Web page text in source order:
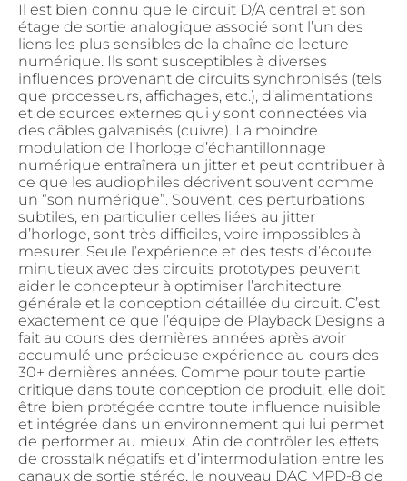
Il est bien connu que le circuit D/A central et son
étage de sortie analogique associé sont l’un des
liens les plus sensibles de la chaîne de lecture
numérique. Ils sont susceptibles à diverses
influences provenant de circuits synchronisés (tels
que processeurs, affichages, etc.), d’alimentations
et de sources externes qui y sont connectées via
des câbles galvanisés (cuivre). La moindre
modulation de l’horloge d’échantillonnage
numérique entraînera un jitter et peut contribuer à
ce que les audiophiles décrivent souvent comme
un “son numérique”. Souvent, ces perturbations
subtiles, en particulier celles liées au jitter
d’horloge, sont très difficiles, voire impossibles à
mesurer. Seule l’expérience et des tests d’écoute
minutieux avec des circuits prototypes peuvent
aider le concepteur à optimiser l’architecture
générale et la conception détaillée du circuit. C’est
exactement ce que l’équipe de Playback Designs a
fait au cours des dernières années après avoir
accumulé une précieuse expérience au cours des
30+ dernières années. Comme pour toute partie
critique dans toute conception de produit, elle doit
être bien protégée contre toute influence nuisible
et intégrée dans un environnement qui lui permet
de performer au mieux. Afin de contrôler les effets
de crosstalk négatifs et d’intermodulation entre les
canaux de sortie stéréo, le nouveau DAC MPD-8 de